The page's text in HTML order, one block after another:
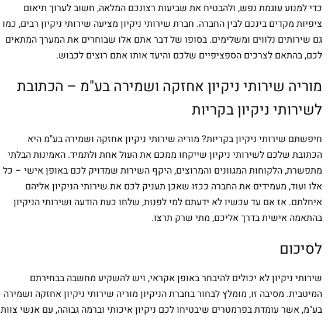
כדי למנוע עוגמת נפש, ולהבטיח את שביעות רצונכם המלאה, חשוב לערוך תיאום
ציפיות מקדים בינכם לבין החברה. חברת שירותי ניקיון מציעה שירותי ניקיון רבים, כמו
גם שירותים נלווים ומשלימים. בסופו של דבר אתם אלו שבוחרים את המערך המתאים
לכם, בהתאם לצרכים הספציפיים שלכם והיעד אותו אתם רוצים לכבוש.
מוריה שירותי ניקיון אחזקה ושמירה בע"מ – הכתובת
לשירותי ניקיון בקריות
חיפשתם שירותי ניקיון בקריות? מוריה שירותי ניקיון אחזקה ושמירה בע"מ היא
הכתובת שלכם לשירותי ניקיון שייקחו ממכם את העול אחת ולתמיד. האמינות הבלתי
מתפשרת, הלקוחות המגוונים והמרוצים, היקף השירות שמדויק לכם באופן אישי – כל
אלו ועוד, מעמידים את החברה ככזו שאכן תעניק לכם את שירותי הניקיון אליהם
איחלתם. אז אם עד עכשיו לא ידעתם למי לפנות, שלחו כעת הודעה ושירותי הניקיון
בהתאמה אישית בדרך אליכם, מתי שרק תרצו.
לסיכום
שירותי ניקיון לא יכולים להיבחר באופן אקראי, ויש להשקיע מחשבה בבחירתם
המיטבית. מסיבה זו, מומלץ לבחור בחברת הניקיון מוריה שירותי ניקיון אחזקה ושמירה
בע"מ, אשר עומדת בפרמטרים שיבטיחו לכם ניקיון איכותי וברמה גבוהה, עם אנשי צוות